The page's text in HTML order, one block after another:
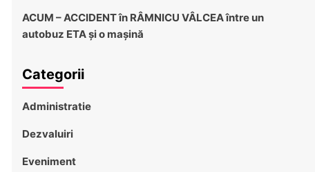
ACUM – ACCIDENT în RÂMNICU VÂLCEA între un
autobuz ETA și o mașină
Categorii
Administratie
Dezvaluiri
Eveniment